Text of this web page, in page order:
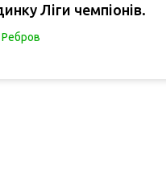
Ліги чемпіонів.
Ребров